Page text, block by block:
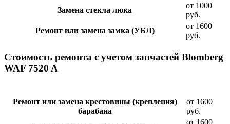
Замена стекла люка
от 1000
руб.
Ремонт или замена замка (УБЛ)
от 1600
руб.
Стоимость ремонта с учетом запчастей Blomberg
WAF 7520 A
Ремонт или замена крестовины (крепления)
барабана
от 1600
руб.